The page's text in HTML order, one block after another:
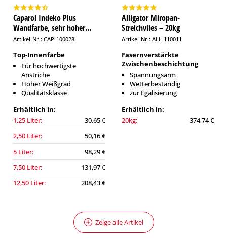
Caparol Indeko Plus
Wandfarbe, sehr hoher...
Artikel-Nr.: CAP-100028
Top-Innenfarbe
Für hochwertigste
Anstriche
Hoher Weißgrad
Qualitätsklasse
Erhältlich in:
1,25 Liter:
30,65 €
2,50 Liter:
50,16 €
5 Liter:
98,29 €
7,50 Liter:
131,97 €
12,50 Liter:
208,43 €
Alligator Miropan-
Streichvlies – 20kg
Artikel-Nr.: ALL-110011
Fasernverstärkte
Zwischenbeschichtung
Spannungsarm
Wetterbeständig
zur Egalisierung
Erhältlich in:
20kg:
374,74 €
Zeige alle Artikel